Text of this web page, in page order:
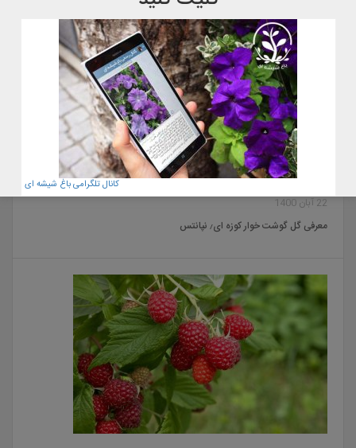
22 آبان 1400
معرفی گل گوشت خوار کوزه ای٫ نپانتس
کانال تلگرامی باغ شیشه ای